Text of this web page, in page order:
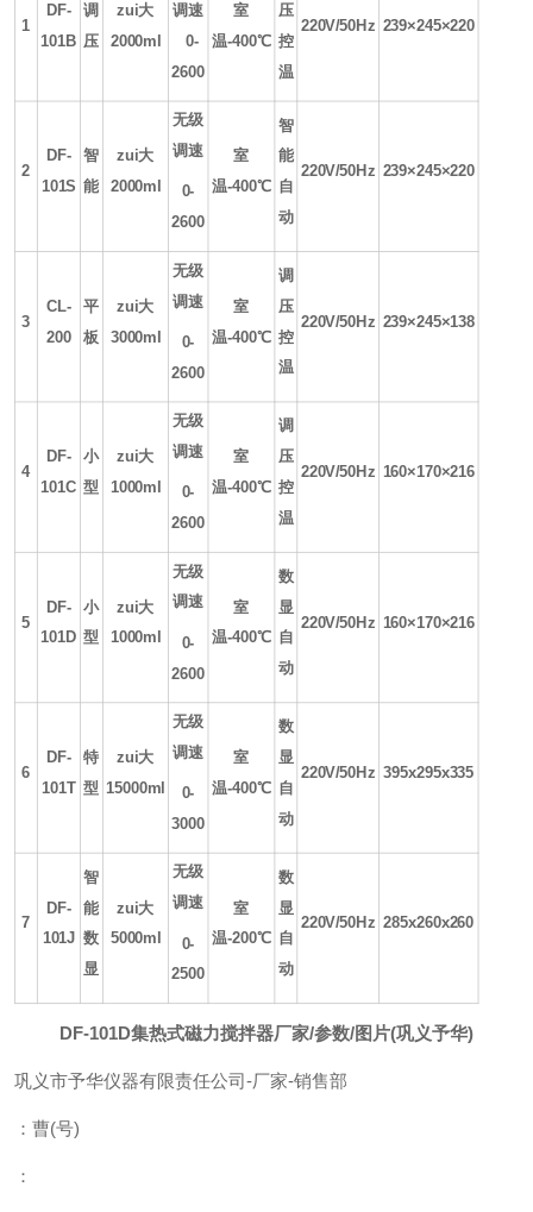
1
DF-
101B
调
压
zui大
2000ml
调速
0-
2600
室
温-400℃
压
控
温
220V/50Hz 239×245×220
2
DF-
101S
智
能
zui大
2000ml
无级
调速
0-
2600
室
温-400℃
智
能
自
动
220V/50Hz 239×245×220
3
CL-
200
平
板
zui大
3000ml
无级
调速
0-
2600
室
温-400℃
调
压
控
温
220V/50Hz 239×245×138
4
DF-
101C
小
型
zui大
1000ml
无级
调速
0-
2600
室
温-400℃
调
压
控
温
220V/50Hz 160×170×216
5
DF-
101D
小
型
zui大
1000ml
无级
调速
0-
2600
室
温-400℃
数
显
自
动
220V/50Hz 160×170×216
6
DF-
101T
特
型
zui大
15000ml
无级
调速
0-
3000
室
温-400℃
数
显
自
动
220V/50Hz 395x295x335
7
DF-
101J
智
能
数
显
zui大
5000ml
无级
调速
0-
2500
室
温-200℃
数
显
自
动
220V/50Hz 285x260x260
DF-101D集热式磁力搅拌器厂家/参数/图片(巩义予华)
巩义市予华仪器有限责任公司-厂家-销售部
：曹(号)
：